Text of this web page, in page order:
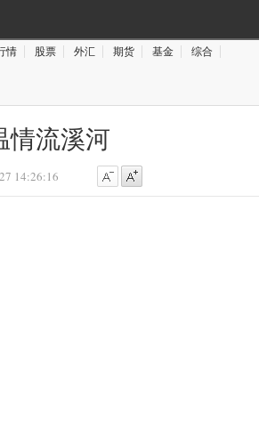
情 股票 外汇 期货 基金 综合
情流溪河
14:26:16